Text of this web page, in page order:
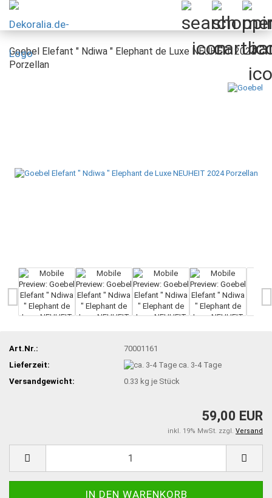
Goebel Elefant " Ndiwa " Elephant de Luxe NEUHEIT 2024
Porzellan
Art.Nr.:
70001161
Lieferzeit:
ca. 3-4 Tage
Versandgewicht:
0.33 kg je Stück
59,00 EUR
inkl. 19% MwSt. zzgl. Versand